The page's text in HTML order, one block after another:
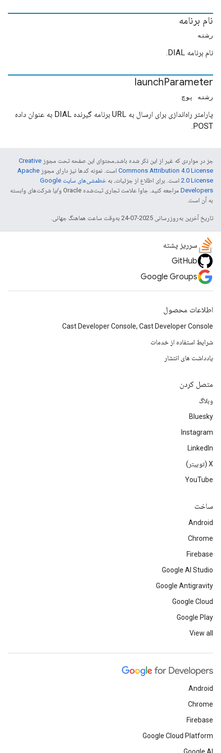
نام برنامه
رشته
نام برنامه DIAL.
launchParameter
رشته پوچ
پارامتر راه‌اندازی برای ارسال به URL برنامه گیرنده DIAL به عنوان داده
POST.
جز در مواردی که غیر از این ذکر شده باشد،‌محتوای این صفحه تحت مجوز Creative
Commons Attribution 4.0 License است. نمونه کدها نیز دارای مجوز Apache
2.0 License است. برای اطلاع از جزئیات، به
خطمشی‌های سایت Google
Developers‏
مراجعه کنید. جاوا علامت تجاری ثبت‌شده Oracle و/یا شرکت‌های وابسته
به آن است.
تاریخ آخرین به‌روزرسانی 2025-07-24 به‌وقت ساعت هماهنگ جهانی.
سرریز پشته
GitHub
Google Groups
اطلاعات محصول
Cast Developer Console, Cast Developer Console
شرایط استفاده از خدمات
یادداشت های انتشار
متصل کردن
وبلاگ
Bluesky
Instagram
LinkedIn
‫X (توییتر)
YouTube
ساخت
Android
Chrome
Firebase
Google AI Studio
Google Antigravity
Google Cloud
Google Play
View all
Android
Chrome
Firebase
Google Cloud Platform